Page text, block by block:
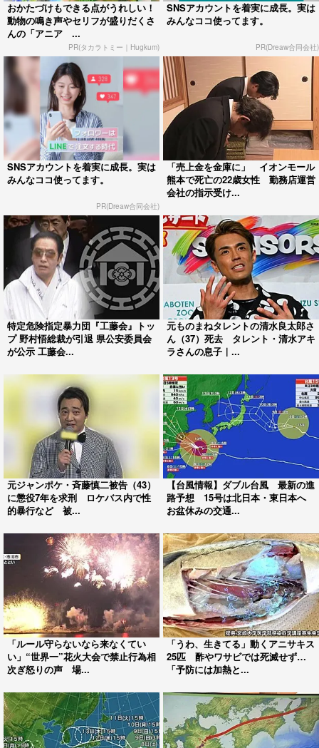
おかたづけもできる点がうれしい！
動物の鳴き声やセリフが盛りだくさ
んの「アニア ...
PR(タカラトミー｜Hugkum)
SNSアカウントを着実に成長。実は
みんなココ使ってます。
PR(Dreaw合同会社)
SNSアカウントを着実に成長。実は
みんなココ使ってます。
PR(Dreaw合同会社)
「売上金を金庫に」 イオンモール
熊本で死亡の22歳女性 勤務店運営
会社の指示受け...
特定危険指定暴力団『工藤会』トッ
プ 野村悟総裁が引退 県公安委員会
が公示 工藤会...
元ものまねタレントの清水良太郎さ
ん（37）死去 タレント・清水アキ
ラさんの息子｜...
元ジャンポケ・斉藤慎二被告（43）
に懲役7年を求刑 ロケバス内で性
的暴行など 被...
【台風情報】ダブル台風 最新の進
路予想 15号は北日本・東日本へ
お盆休みの交通...
「ルール守らないなら来なくてい
い」“世界一”花火大会で禁止行為相
次ぎ怒りの声 場...
「うわ、生きてる」動くアニサキス
25匹 酢やワサビでは死滅せず…
「予防には加熱と...